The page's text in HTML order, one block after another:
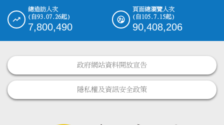
總造訪人次
(自93.07.26起)
7,800,490
頁面總瀏覽人次
(自105.7.15起)
90,408,206
政府網站資料開放宣告
隱私權及資訊安全政策